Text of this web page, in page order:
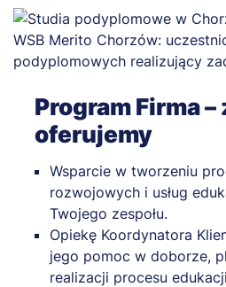
Program Firma
oferujemy
Wsparcie w tworzeniu
rozwojowych i usług
Twojego zespołu.
Opiekę Koordynatora
jego pomoc w doborze,
realizacji procesu